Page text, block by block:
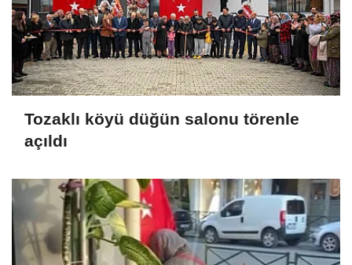
Tozaklı köyü düğün salonu törenle
açıldı